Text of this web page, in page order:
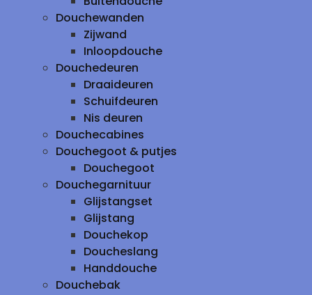
Douchewanden
Zijwand
Inloopdouche
Douchedeuren
Draaideuren
Schuifdeuren
Nis deuren
Douchecabines
Douchegoot & putjes
Douchegoot
Douchegarnituur
Glijstangset
Glijstang
Douchekop
Doucheslang
Handdouche
Douchebak